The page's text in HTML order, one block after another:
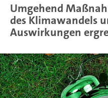
Umgehend
des Klimawandels
Auswirkungen